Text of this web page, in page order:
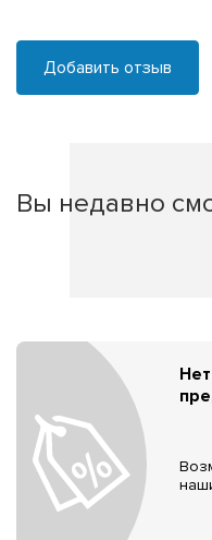
Добавить отзыв
Вы недавно